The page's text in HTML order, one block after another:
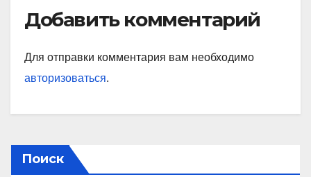
Добавить комментарий
Для отправки комментария вам необходимо
авторизоваться.
Поиск